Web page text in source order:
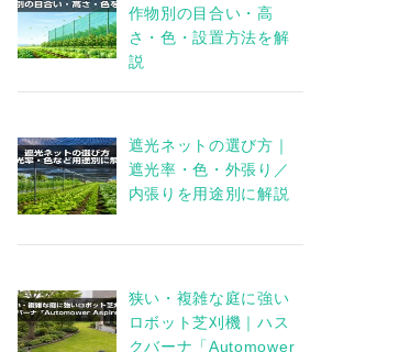
作物別の目合い・高
さ・色・設置方法を解
説
遮光ネットの選び方｜
遮光率・色・外張り／
内張りを用途別に解説
狭い・複雑な庭に強い
ロボット芝刈機｜ハス
クバーナ「Automower